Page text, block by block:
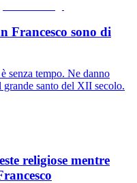
Francesco sono di
senza tempo. Ne danno
santo del XII secolo.
religiose mentre